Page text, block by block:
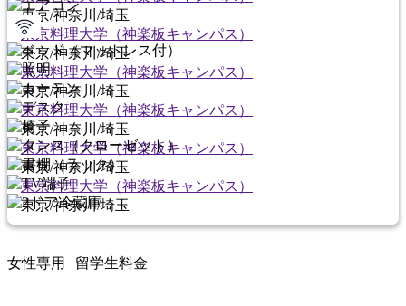
東京/神奈川/埼玉
東京料理大学（神楽板キャンパス）
東京/神奈川/埼玉
東京料理大学（神楽板キャンパス）
東京/神奈川/埼玉
東京料理大学（神楽板キャンパス）
東京/神奈川/埼玉
東京料理大学（神楽板キャンパス）
東京/神奈川/埼玉
東京料理大学（神楽板キャンパス）
東京/神奈川/埼玉
女性専用 留学生料金